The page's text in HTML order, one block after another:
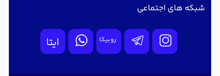
شبکه های اجتماعی
روبیکا ایتا